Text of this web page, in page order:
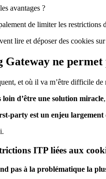
avantages ?
de limiter les restrictions
lire et déposer des cookies
Gateway ne
et où il va m’être difficile
loin d’être une solution miracle
party est un enjeu largement
ITP liées aux
pas à la problématique la